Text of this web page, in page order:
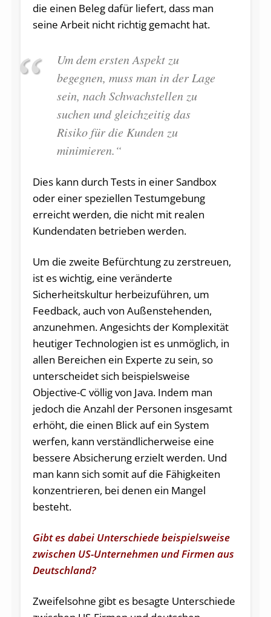
die einen Beleg dafür liefert, dass man
seine Arbeit nicht richtig gemacht hat.
Um dem ersten Aspekt zu
begegnen, muss man in der Lage
sein, nach Schwachstellen zu
suchen und gleichzeitig das
Risiko für die Kunden zu
minimieren.“
Dies kann durch Tests in einer Sandbox
oder einer speziellen Testumgebung
erreicht werden, die nicht mit realen
Kundendaten betrieben werden.
Um die zweite Befürchtung zu zerstreuen,
ist es wichtig, eine veränderte
Sicherheitskultur herbeizuführen, um
Feedback, auch von Außenstehenden,
anzunehmen. Angesichts der Komplexität
heutiger Technologien ist es unmöglich, in
allen Bereichen ein Experte zu sein, so
unterscheidet sich beispielsweise
Objective-C völlig von Java. Indem man
jedoch die Anzahl der Personen insgesamt
erhöht, die einen Blick auf ein System
werfen, kann verständlicherweise eine
bessere Absicherung erzielt werden. Und
man kann sich somit auf die Fähigkeiten
konzentrieren, bei denen ein Mangel
besteht.
Gibt es dabei Unterschiede beispielsweise
zwischen US-Unternehmen und Firmen aus
Deutschland?
Zweifelsohne gibt es besagte Unterschiede